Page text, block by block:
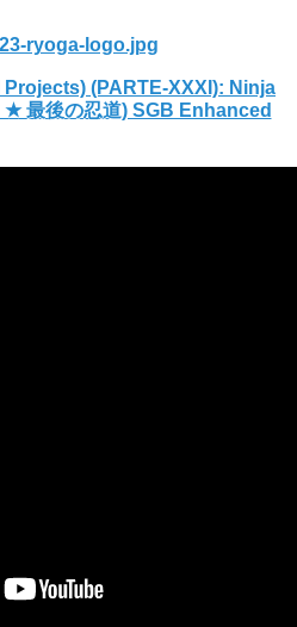
ryoga-logo.jpg
(PARTE-XXXI): Ninja
最後の忍道) SGB Enhanced